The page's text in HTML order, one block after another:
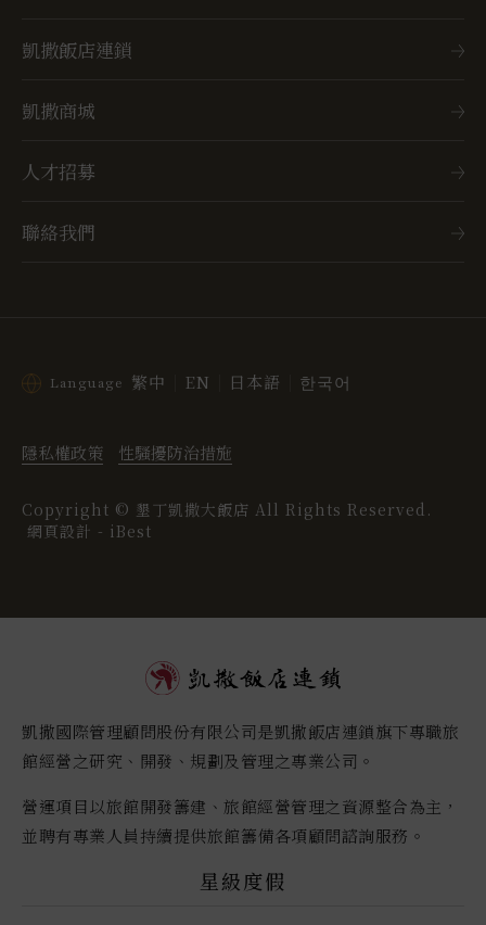
凱撒飯店連鎖
凱撒商城
人才招募
聯絡我們
Language 繁中 EN 日本語 한국어
隱私權政策 性騷擾防治措施
Copyright © 墾丁凱撒大飯店 All Rights Reserved.
網頁設計 - iBest
凱撒國際管理顧問股份有限公司是凱撒飯店連鎖旗下專職旅
館經營之研究、開發、規劃及管理之專業公司。
營運項目以旅館開發籌建、旅館經營管理之資源整合為主，
並聘有專業人員持續提供旅館籌備各項顧問諮詢服務。
星級度假